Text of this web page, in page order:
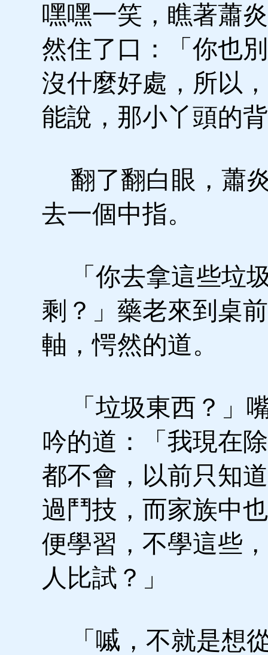
嘿嘿一笑，瞧著蕭
然住了口：「你也
沒什麼好處，所以
能說，那小丫頭的
翻了翻白眼，蕭
去一個中指。
「你去拿這些垃
剩？」藥老來到桌
軸，愕然的道。
「垃圾東西？」
吟的道：「我現在
都不會，以前只知
過鬥技，而家族中
便學習，不學這些
人比試？」
「嘁，不就是想